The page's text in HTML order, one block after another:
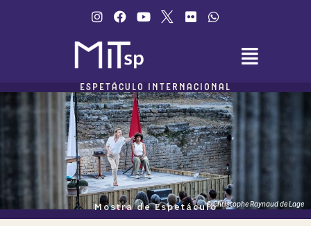
ESPETÁCULO INTERNACIONAL
© Christophe Raynaud de Lage
Mostra de Espetáculo